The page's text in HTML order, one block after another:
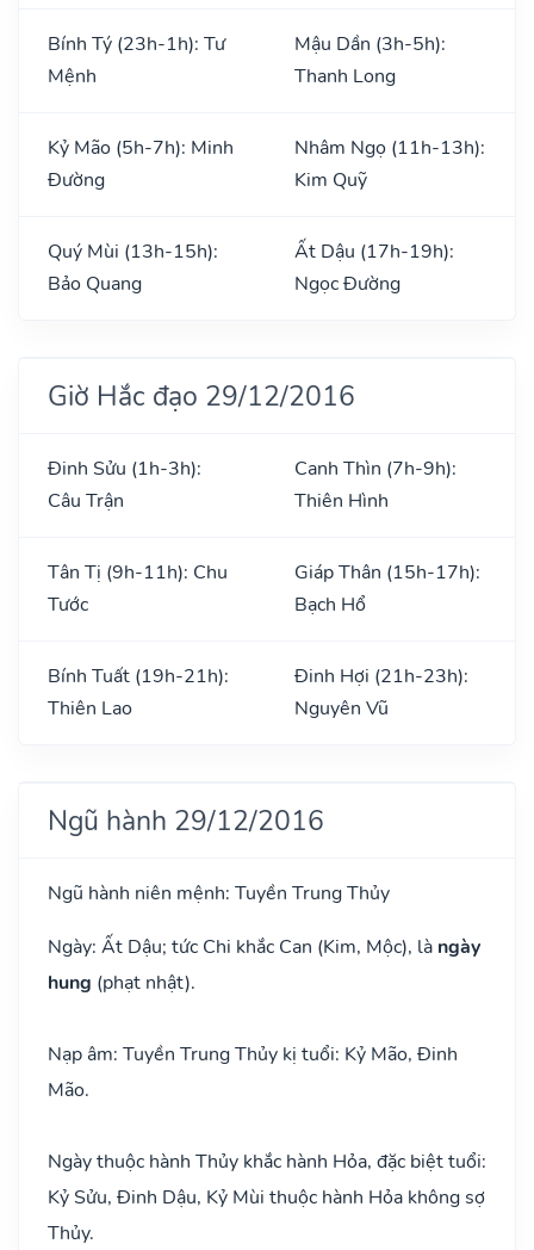
Bính Tý (23h-1h): Tư
Mệnh
Mậu Dần (3h-5h):
Thanh Long
Kỷ Mão (5h-7h): Minh
Đường
Nhâm Ngọ (11h-13h):
Kim Quỹ
Quý Mùi (13h-15h):
Bảo Quang
Ất Dậu (17h-19h):
Ngọc Đường
Giờ Hắc đạo 29/12/2016
Đinh Sửu (1h-3h):
Câu Trận
Canh Thìn (7h-9h):
Thiên Hình
Tân Tị (9h-11h): Chu
Tước
Giáp Thân (15h-17h):
Bạch Hổ
Bính Tuất (19h-21h):
Thiên Lao
Đinh Hợi (21h-23h):
Nguyên Vũ
Ngũ hành 29/12/2016
Ngũ hành niên mệnh: Tuyền Trung Thủy
Ngày: Ất Dậu; tức Chi khắc Can (Kim, Mộc), là ngày
hung (phạt nhật).
Nạp âm: Tuyền Trung Thủy kị tuổi: Kỷ Mão, Đinh
Mão.
Ngày thuộc hành Thủy khắc hành Hỏa, đặc biệt tuổi:
Kỷ Sửu, Đinh Dậu, Kỷ Mùi thuộc hành Hỏa không sợ
Thủy.